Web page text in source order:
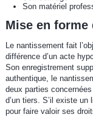
Son matériel
Mise en
Le nantissement fait
différence d’un acte
Son enregistrement
authentique, le
deux parties
d’un tiers. S’il existe
pour faire valoir ses